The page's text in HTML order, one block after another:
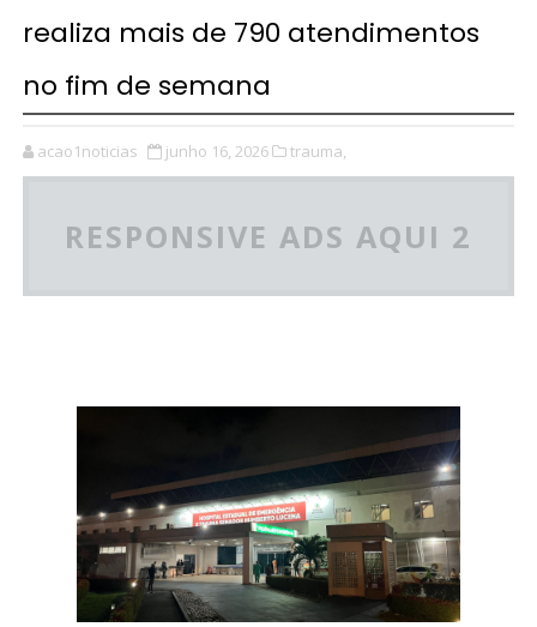
realiza mais de 790 atendimentos
no fim de semana
acao1noticias junho 16, 2026 trauma,
RESPONSIVE ADS AQUI 2